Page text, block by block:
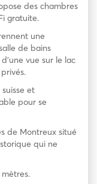
des chambres
gratuite.
une
de bains
vue sur le lac
et
pour se
de Montreux situé
qui ne